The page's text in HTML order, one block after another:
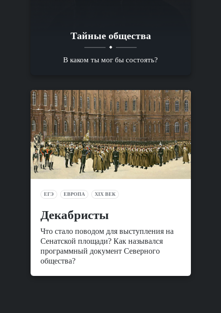
Тайные общества
В каком ты мог бы состоять?
ЕГЭ ЕВРОПА XIX ВЕК
Декабристы
Что стало поводом для выступления на
Сенатской площади? Как назывался
программный документ Северного
общества?